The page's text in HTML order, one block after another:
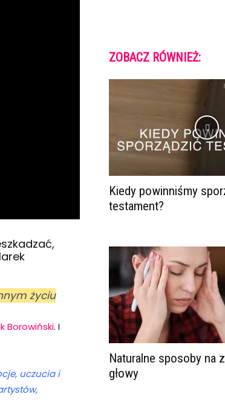
życiu
Borowiński. I
uczucia i
ZOBACZ RÓWNIEŻ:
Kiedy powinniśmy
testament?
Naturalne sposoby na
głowy